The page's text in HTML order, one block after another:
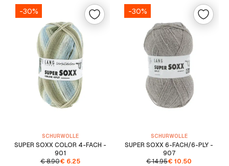
-30%
SCHURWOLLE
SUPER SOXX COLOR 4-FACH -
901
€8.90€ 6.25
-30%
SCHURWOLLE
SUPER SOXX 6-FACH/6-PLY -
907
€14.95€ 10.50